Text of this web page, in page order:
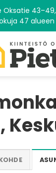
Oksatie
47